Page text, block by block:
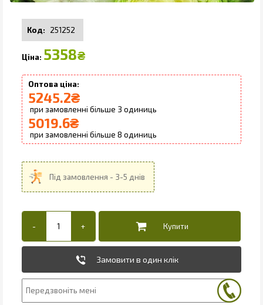
251252
5358₴
5245.2₴
3
5019.6₴
8
Замовити в один клік